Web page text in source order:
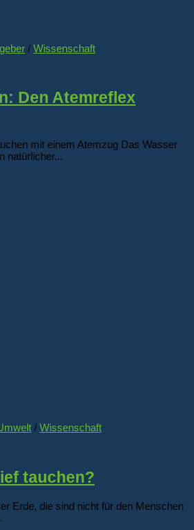
/ Wissenschaft
Den Atemreflex
mit einem Atemzug Das Wasser
natürlicher...
/ Wissenschaft
tauchen?
Erde, die sind nicht für den Menschen